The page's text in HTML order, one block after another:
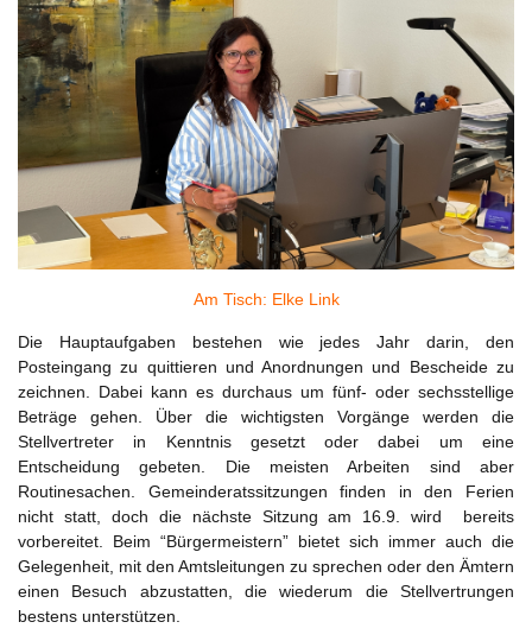
Am Tisch: Elke Link
Die Hauptaufgaben bestehen wie jedes Jahr darin, den
Posteingang zu quittieren und Anordnungen und Bescheide zu
zeichnen. Dabei kann es durchaus um fünf- oder sechsstellige
Beträge gehen. Über die wichtigsten Vorgänge werden die
Stellvertreter in Kenntnis gesetzt oder dabei um eine
Entscheidung gebeten. Die meisten Arbeiten sind aber
Routinesachen. Gemeinderatssitzungen finden in den Ferien
nicht statt, doch die nächste Sitzung am 16.9. wird bereits
vorbereitet. Beim “Bürgermeistern” bietet sich immer auch die
Gelegenheit, mit den Amtsleitungen zu sprechen oder den Ämtern
einen Besuch abzustatten, die wiederum die Stellvertrungen
bestens unterstützen.